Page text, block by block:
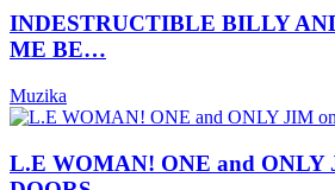
INDESTRUCTIBLE BILLY
ME BE…
Muzika
L.E WOMAN! ONE and ONLY